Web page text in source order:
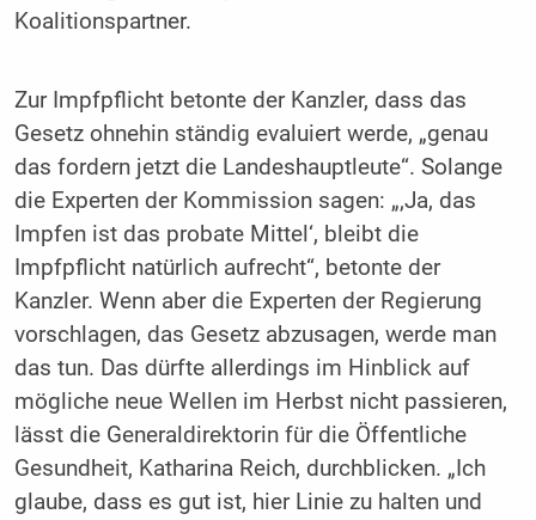
Koalitionspartner.
Zur Impfpflicht betonte der Kanzler, dass das
Gesetz ohnehin ständig evaluiert werde, „genau
das fordern jetzt die Landeshauptleute“. Solange
die Experten der Kommission sagen: „‚Ja, das
Impfen ist das probate Mittel‘, bleibt die
Impfpflicht natürlich aufrecht“, betonte der
Kanzler. Wenn aber die Experten der Regierung
vorschlagen, das Gesetz abzusagen, werde man
das tun. Das dürfte allerdings im Hinblick auf
mögliche neue Wellen im Herbst nicht passieren,
lässt die Generaldirektorin für die Öffentliche
Gesundheit, Katharina Reich, durchblicken. „Ich
glaube, dass es gut ist, hier Linie zu halten und